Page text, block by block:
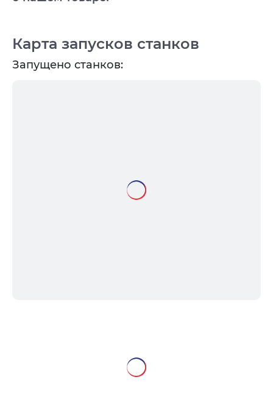
Карта запусков станков
Запущено станков: